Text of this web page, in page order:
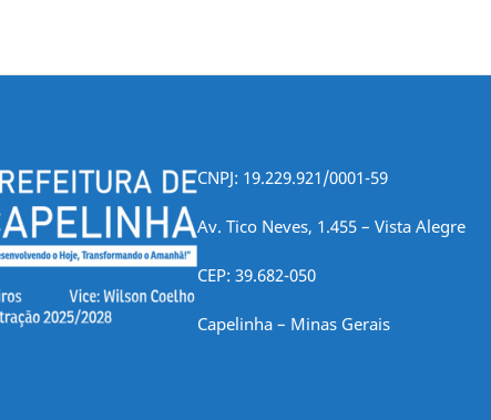
CNPJ: 19.229.921/0001-59
Av. Tico Neves, 1.455 – Vista Alegre
CEP: 39.682-050
Capelinha – Minas Gerais